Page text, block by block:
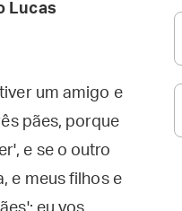
Lucas
um amigo e
pães, porque
e se o outro
e meus filhos e